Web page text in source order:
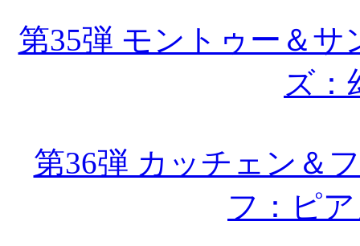
第35弾 モントゥー＆
ズ：
第36弾 カッチェン＆
フ：ピ